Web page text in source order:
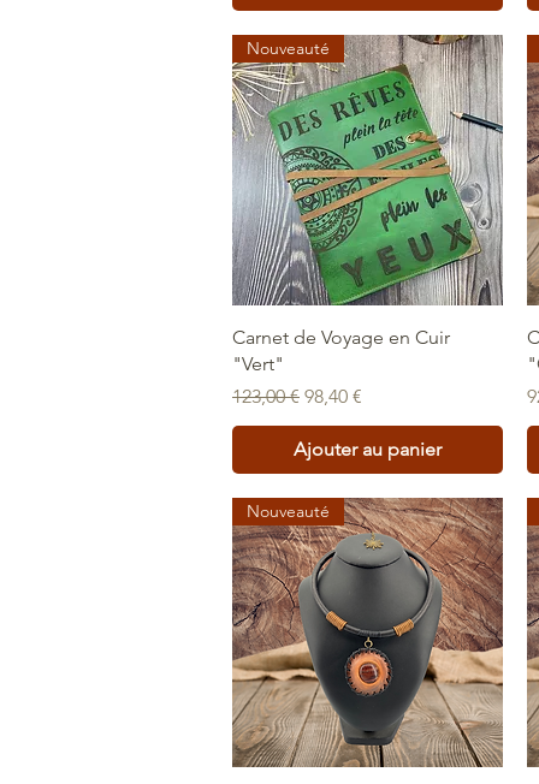
Aperçu rapide
Nouveauté
Carnet de Voyage en Cuir
"Vert"
Prix original
123,00 € Prix promotionnel
98,40 €
Ajouter au panier
Nouveauté